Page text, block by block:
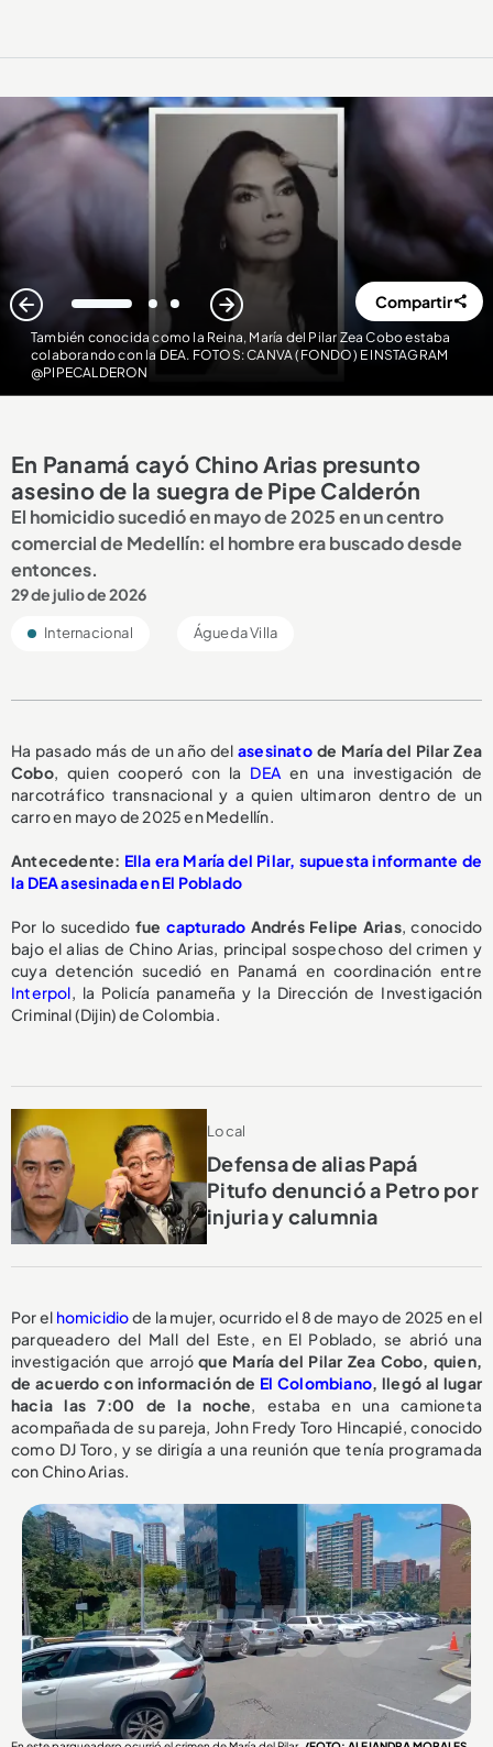
También conocida como la Reina, María del Pilar Zea Cobo estaba
colaborando con la DEA. FOTOS: CANVA (FONDO) E INSTAGRAM
@PIPECALDERON
1 2 3 Compartir
En Panamá cayó Chino Arias presunto
asesino de la suegra de Pipe Calderón
El homicidio sucedió en mayo de 2025 en un centro
comercial de Medellín: el hombre era buscado desde
entonces.
29 de julio de 2026
Internacional Águeda Villa
Ha pasado más de un año delasesinatode María del Pilar Zea
Cobo, quien cooperó con la DEA en una investigación de
narcotráfico transnacional y a quien ultimaron dentro de un
carro en mayo de 2025 en Medellín.
Antecedente: Ella era María del Pilar, supuesta informante de
la DEA asesinada en El Poblado
Por lo sucedido fue capturado Andrés Felipe Arias, conocido
bajo el alias de Chino Arias, principal sospechoso del crimen y
cuya detención sucedió en Panamá en coordinación entre
Interpol, la Policía panameña y la Dirección de Investigación
Criminal (Dijin) de Colombia.
Local
Defensa de alias Papá
Pitufo denunció a Petro por
injuria y calumnia
Por el homicidiode la mujer, ocurrido el 8 de mayo de 2025 en el
parqueadero del Mall del Este, en El Poblado, se abrió una
investigación que arrojóque María del Pilar Zea Cobo, quien,
de acuerdo con información de El Colombiano, llegó al lugar
hacia las 7:00 de la noche, estaba en una camioneta
acompañada de su pareja, John Fredy Toro Hincapié, conocido
como DJ Toro, y se dirigía a una reunión que tenía programada
con Chino Arias.